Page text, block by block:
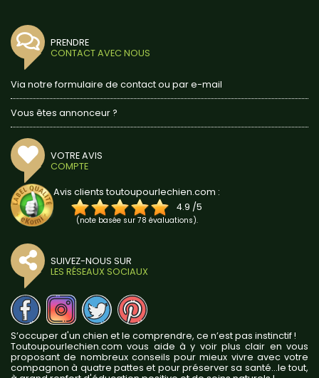
PRENDRE
CONTACT AVEC NOUS
Via notre formulaire de contact ou par e-mail
Vous êtes annonceur ?
VOTRE AVIS
COMPTE
Avis clients toutoupourlechien.com :
4.9 /5
(note basée sur 78 évaluations).
SUIVEZ-NOUS SUR
LES RÉSEAUX SOCIAUX
S’occuper d'un chien et le comprendre, ce n’est pas instinctif !
Toutoupourlechien.com vous aide à y voir plus clair en vous
proposant de nombreux conseils pour mieux vivre avec votre
compagnon à quatre pattes et pour préserver sa santé...le tout,